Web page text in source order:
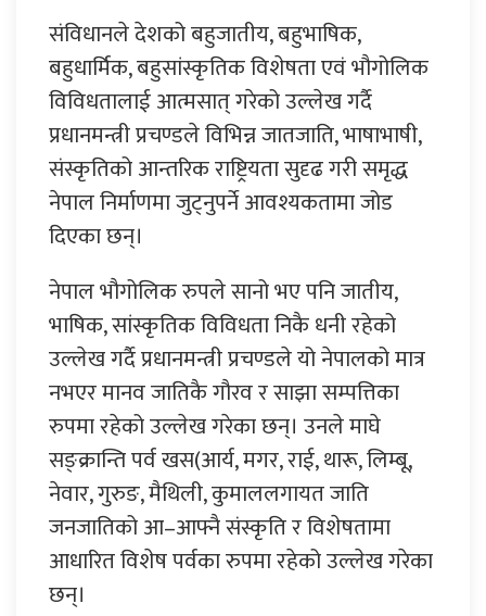
संविधानले देशको बहुजातीय, बहुभाषिक,
बहुधार्मिक, बहुसांस्कृतिक विशेषता एवं भौगोलिक
विविधतालाई आत्मसात् गरेको उल्लेख गर्दै
प्रधानमन्त्री प्रचण्डले विभिन्न जातजाति, भाषाभाषी,
संस्कृतिको आन्तरिक राष्ट्रियता सुदृढ गरी समृद्ध
नेपाल निर्माणमा जुट्नुपर्ने आवश्यकतामा जोड
दिएका छन्।
नेपाल भौगोलिक रुपले सानो भए पनि जातीय,
भाषिक, सांस्कृतिक विविधता निकै धनी रहेको
उल्लेख गर्दै प्रधानमन्त्री प्रचण्डले यो नेपालको मात्र
नभएर मानव जातिकै गौरव र साझा सम्पत्तिका
रुपमा रहेको उल्लेख गरेका छन्। उनले माघे
सङ्क्रान्ति पर्व खस(आर्य, मगर, राई, थारू, लिम्बू,
नेवार, गुरुङ, मैथिली, कुमाललगायत जाति
जनजातिको आ–आफ्नै संस्कृति र विशेषतामा
आधारित विशेष पर्वका रुपमा रहेको उल्लेख गरेका
छन्।